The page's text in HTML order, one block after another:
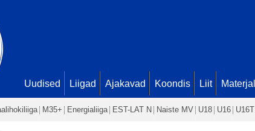
Uudised Liigad Ajakavad Koondis Liit
M35+ Energialiiga EST-LAT N Naiste MV U18 U16 U16T